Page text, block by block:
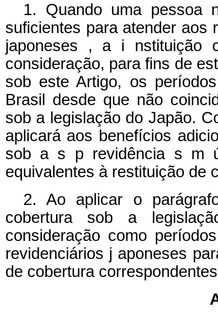
1. Quando uma pessoa
suficientes para atender aos
japoneses , a i nstituição
consideração, para fins de
sob este Artigo, os
Brasil desde que não
sob a legislação do Japão.
aplicará aos benefícios
sob a s p revidência s m
equivalentes à restituição de
2. Ao aplicar o
cobertura sob a
consideração como
revidenciários j aponeses
de cobertura